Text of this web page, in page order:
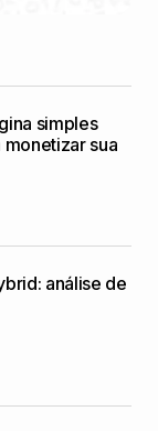
simples
sua
análise de